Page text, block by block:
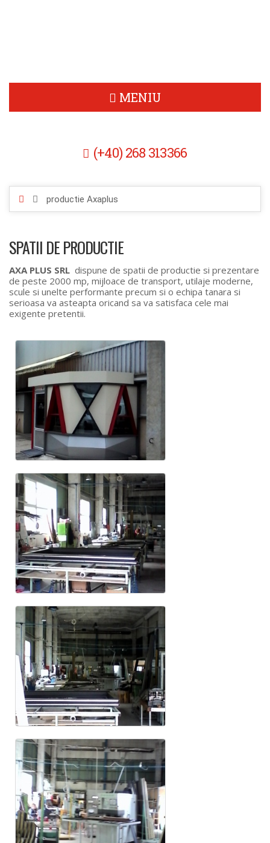
MENIU
(+40) 268 313366
productie Axaplus
SPATII DE PRODUCTIE
AXA PLUS SRL dispune de spatii de productie si prezentare
de peste 2000 mp, mijloace de transport, utilaje moderne,
scule si unelte performante precum si o echipa tanara si
serioasa va asteapta oricand sa va satisfaca cele mai
exigente pretentii.